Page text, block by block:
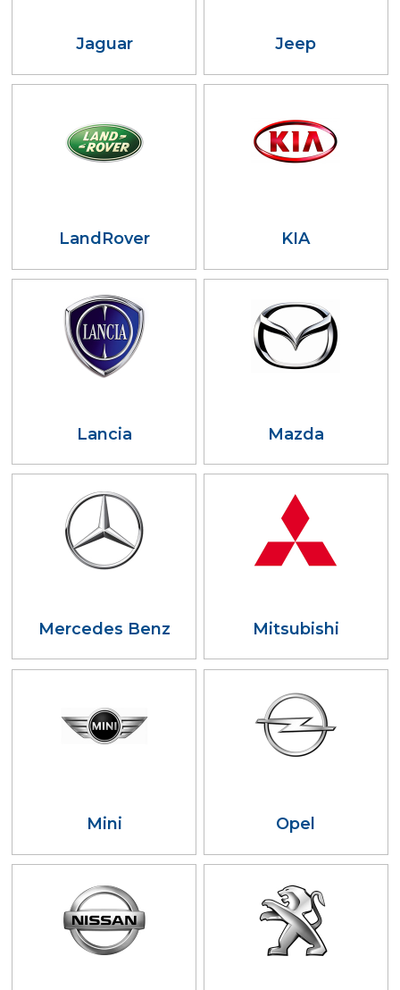
Jaguar Jeep
LandRover KIA
Lancia Mazda
Mercedes Benz Mitsubishi
Mini Opel